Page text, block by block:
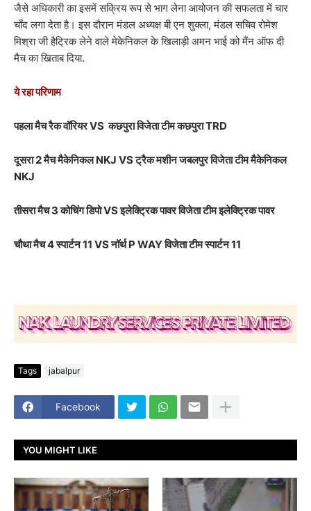
जैसे अधिकारी का इसमें सक्रिय रूप से भाग लेना आयोजन की सफलता में चार
चाँद लगा देता है। इस दौरान मंडल अध्यक्ष बी एन शुक्ला, मंडल सचिव रोमेश
मिश्रा जी हैट्रिक लेने वाले मेकेनिकल के खिलाड़ी अमन भाई को मैंन ऑफ दी
मैच का खिताब दिया.
ये रहा परिणाम
पहला मैच रैक वॉरियर VS कछपुरा विजेता टीम कछपुरा TRD
दूसरा 2 मैच मैकेनिकल NKJ VS ट्रैक मशीन जबलपुर विजेता टीम मैकेनिकल
NKJ
तीसरा मैच 3 कोचिंग डिपो VS इलेक्ट्रिक पावर विजेता टीम इलेक्ट्रिक पावर
चौथा मैच 4 स्पार्टन 11 VS नॉर्थ P WAY विजेता टीम स्पार्टन 11
Tags jabalpur
Facebook
YOU MIGHT LIKE